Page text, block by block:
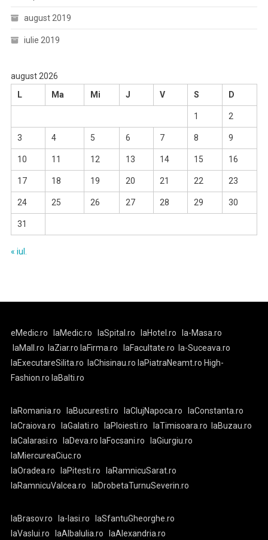
august 2019
iulie 2019
august 2026
L
Ma Mi J V S D
1 2
3 4 5 6 7 8 9
10 11 12 13 14 15 16
17 18 19 20 21 22 23
24 25 26 27 28 29 30
31
« iul.
eMedic.ro laMedic.ro laSpital.ro laHotel.ro
la-Masa.ro
laMall.ro
laZiar.ro laFirma.ro laFacultate.ro
la-Suceava.ro
laExecutareSilita.ro
laChisinau.ro laPiatraNeamt.ro High-
Fashion.ro laBalti.ro
laRomania.ro laBucuresti.ro laClujNapoca.ro
laConstanta.ro
laCraiova.ro
laGalati.ro laPloiesti.ro laTimisoara.ro
laBuzau.ro
laCalarasi.ro
laDeva.ro laFocsani.ro
laGiurgiu.ro
laMiercureaCiuc.ro
laOradea.ro
laPitesti.ro
laRamnicuSarat.ro
laRamnicuValcea.ro
laDrobetaTurnuSeverin.ro
laBrasov.ro la-Iasi.ro
laSfantuGheorghe.ro
laVaslui.ro
laAlbaIulia.ro laAlexandria.ro